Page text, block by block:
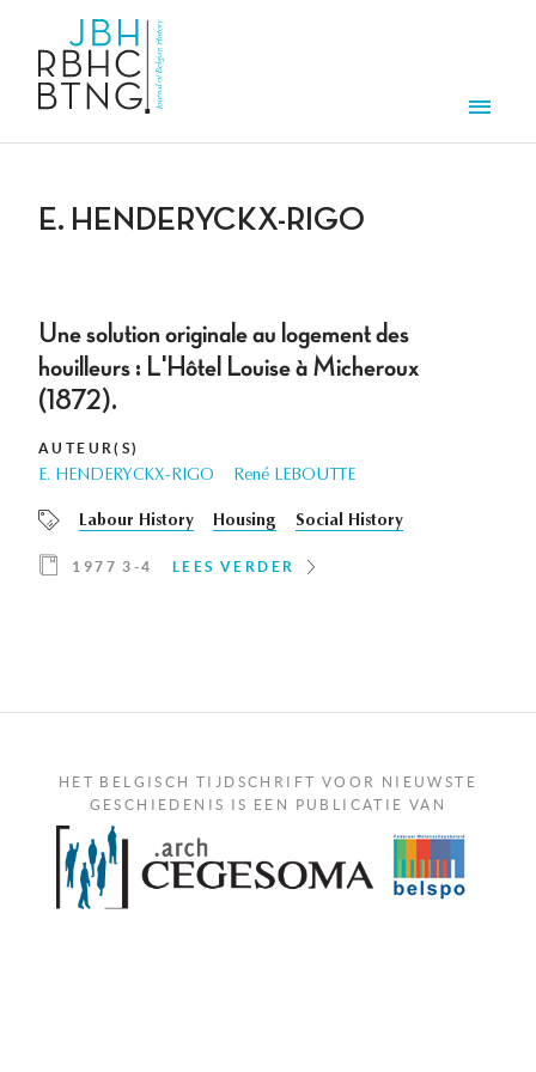
E. HENDERYCKX-RIGO
Une solution originale au logement des
houilleurs : L'Hôtel Louise à Micheroux
(1872).
AUTEUR(S)
E. HENDERYCKX-RIGO René LEBOUTTE
Labour History Housing Social History
1977 3-4 LEES VERDER
HET BELGISCH TIJDSCHRIFT VOOR NIEUWSTE
GESCHIEDENIS IS EEN PUBLICATIE VAN